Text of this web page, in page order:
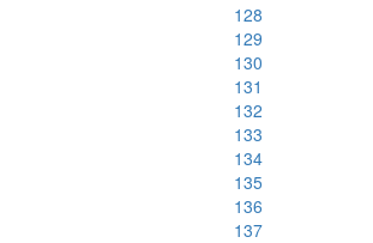
128
129
130
131
132
133
134
135
136
137